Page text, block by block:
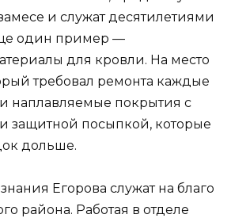
и служат десятилетиями
один пример —
для кровли. На место
требовал ремонта каждые
наплавляемые покрытия с
защитной посыпкой, которые
дольше.
Егорова служат на благо
района. Работая в отделе